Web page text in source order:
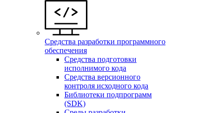
Средства разработки программного
обеспечения
Средства подготовки
исполнимого кода
Средства версионного
контроля исходного кода
Библиотеки подпрограмм
(SDK)